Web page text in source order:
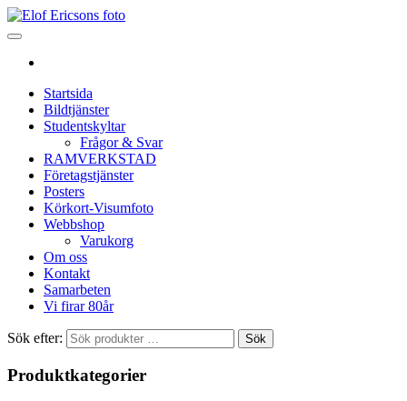
Startsida
Bildtjänster
Studentskyltar
Frågor & Svar
RAMVERKSTAD
Företagstjänster
Posters
Körkort-Visumfoto
Webbshop
Varukorg
Om oss
Kontakt
Samarbeten
Vi firar 80år
Sök efter: Sök
Produktkategorier